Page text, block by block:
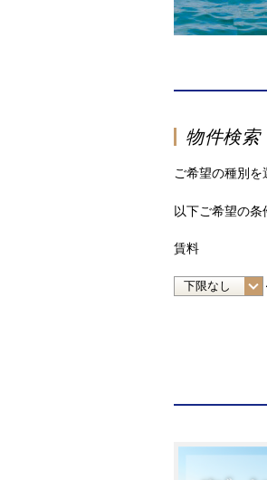
物件検索
ご希望の種別
以下ご希望の
賃料